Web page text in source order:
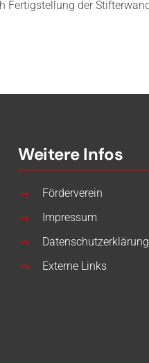
Fertigstellung der
Weitere Infos
Förderverein
Impressum
Datenschutzerklärung
Externe Links